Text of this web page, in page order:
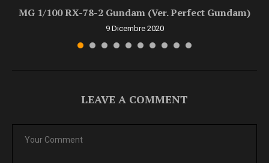
MG 1/100 RX-78-2 Gundam (Ver. Perfect Gundam)
9 Dicembre 2020
LEAVE A COMMENT